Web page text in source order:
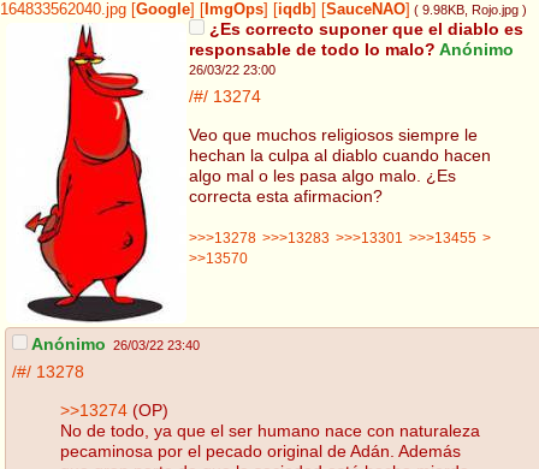
164833562040.jpg Google ImgOps iqdb SauceNAO ( 9.98KB , Rojo.jpg )
¿Es correcto suponer que el diablo es
responsable de todo lo malo? Anónimo
26/03/22 23:00
/#/ 13274
Veo que muchos religiosos siempre le
hechan la culpa al diablo cuando hacen
algo mal o les pasa algo malo. ¿Es
correcta esta afirmacion?
>>>13278 >>>13283 >>>13301 >>>13455 >
>>13570
Anónimo 26/03/22 23:40
/#/ 13278
>>13274 (OP)
No de todo, ya que el ser humano nace con naturaleza
pecaminosa por el pecado original de Adán. Además